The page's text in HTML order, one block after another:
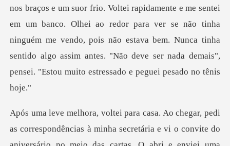
or frio. Voltei rapidamente e me sentei
em um banco. Olhei ao redor para ver se não tinha
ninguém me vendo, pois não estava bem.
à minha secretária e vi o convite do